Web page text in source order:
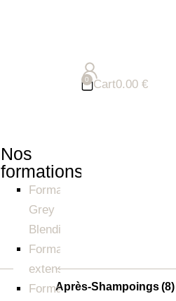
Nos
formations
Formation
Grey
Blending
Formation
extensions
Formation
Cart0.00 €
Après-Shampoings(8)